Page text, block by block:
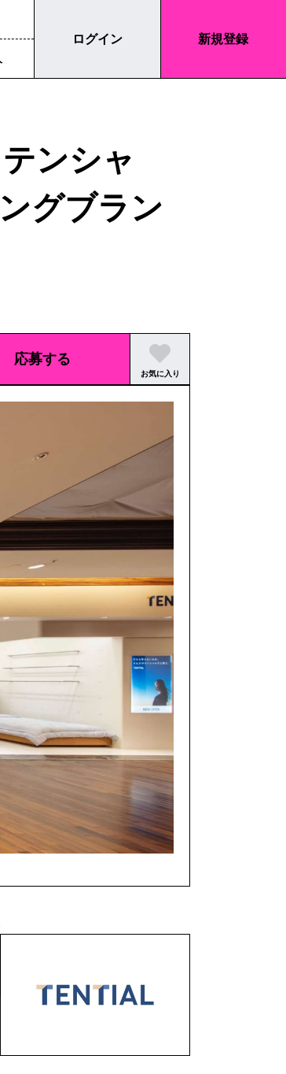
ログイン 新規登録
ンシャ
グブラン
応募する
お気に入り